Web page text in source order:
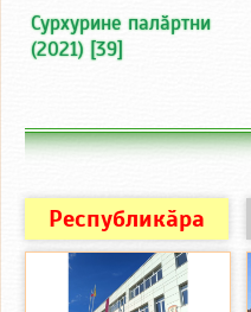
Сурхурине палӑртни
(2021) [39]
Республикӑра